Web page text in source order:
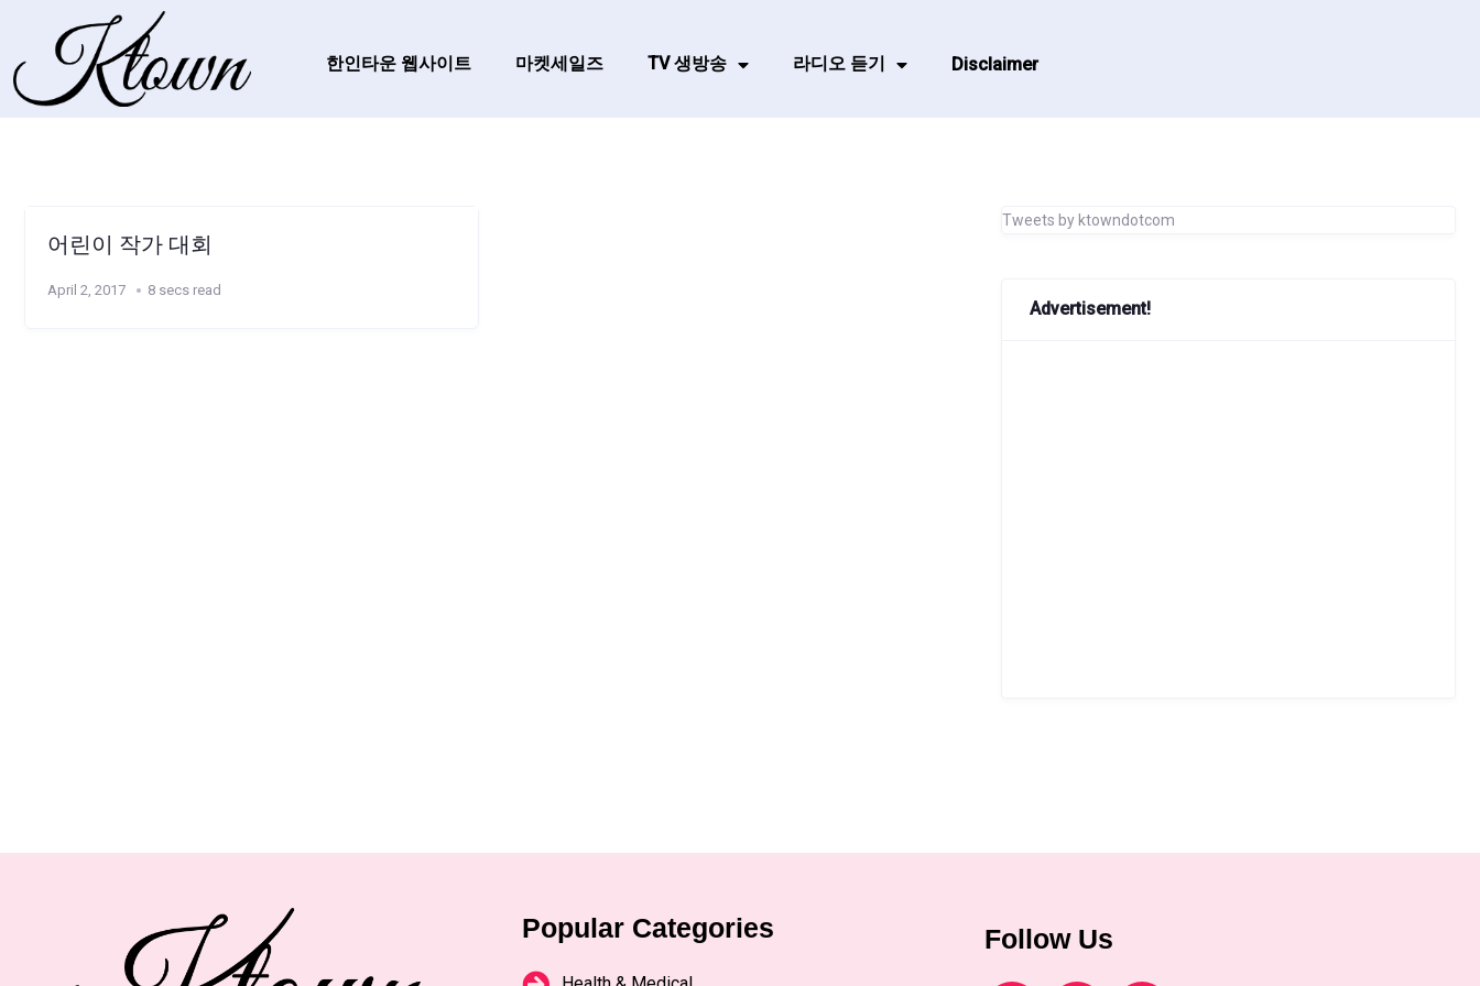
한인타운 웹사이트 마켓세일즈 TV 생방송 라디오 듣기 Disclaimer
어린이 작가 대회
April 2, 2017 8 secs read
Tweets by ktowndotcom
Advertisement!
Popular Categories Follow Us